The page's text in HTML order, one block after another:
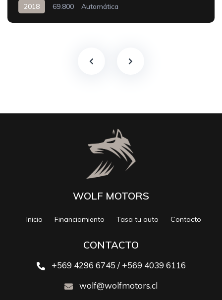
2018 69.800 Automática
WOLF MOTORS
Inicio Financiamiento Tasa tu auto Contacto
CONTACTO
+569 4296 6745 / +569 4039 6116
wolf@wolfmotors.cl